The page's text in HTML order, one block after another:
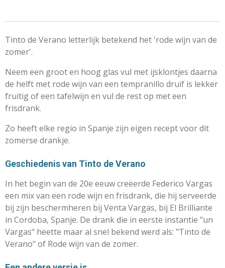
Tinto de Verano letterlijk betekend het 'rode wijn van de
zomer'.
Neem een groot en hoog glas vul met ijsklontjes daarna
de helft met rode wijn van een tempranillo druif is lekker
fruitig of een tafelwijn en vul de rest op met een
frisdrank.
Zo heeft elke regio in Spanje zijn eigen recept voor dit
zomerse drankje.
Geschiedenis van Tinto de Verano
In het begin van de 20e eeuw creëerde Federico Vargas
een mix van een rode wijn en frisdrank, die hij serveerde
bij zijn beschermheren bij Venta Vargas, bij El Brilliante
in Cordoba, Spanje. De drank die in eerste instantie "un
Vargas" heette maar al snel bekend werd als: "Tinto de
Verano" of Rode wijn van de zomer.